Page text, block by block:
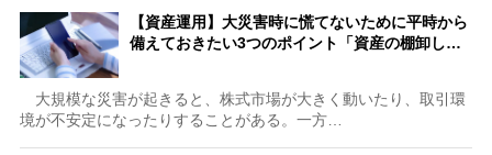
【資産運用】大災害時に慌てないために平時から
備えておきたい3つのポイント「資産の棚卸し…
大規模な災害が起きると、株式市場が大きく動いたり、取引環
境が不安定になったりすることがある。一方…